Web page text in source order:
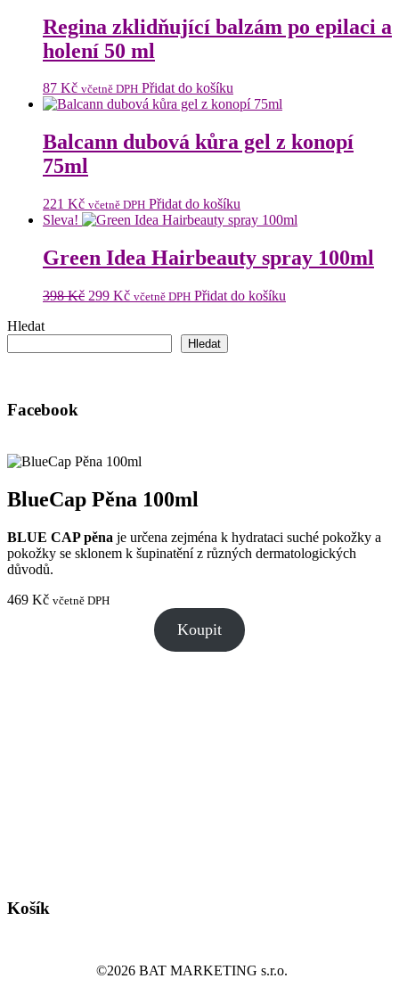
Regina zklidňující balzám po epilaci a
holení 50 ml
87 Kč včetně DPH Přidat do košíku
Balcann dubová kůra gel z konopí
75ml
221 Kč včetně DPH Přidat do košíku
Sleva!
Green Idea Hairbeauty spray 100ml
398Kč Původní
299 KčAktuální
včetně DPH Přidat do košíku
Hledat
Hledat
Facebook
BlueCap Pěna 100ml
BLUE CAP pěna je určena zejména k hydrataci suché pokožky a
pokožky se sklonem k šupinatění z různých dermatologických
důvodů.
469 Kč včetně DPH
Koupit
Košík
©2026 BAT MARKETING s.r.o.